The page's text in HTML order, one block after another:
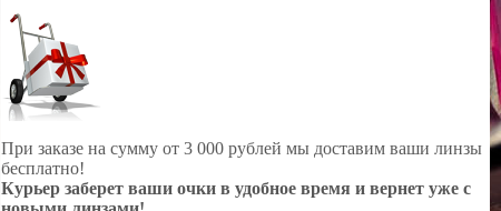
При заказе на сумму от 3 000 рублей мы доставим ваши линзы
бесплатно!
Курьер заберет ваши очки в удобное время и вернет уже с